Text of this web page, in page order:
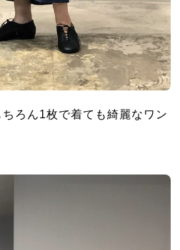
ろん1枚で着ても綺麗なワン